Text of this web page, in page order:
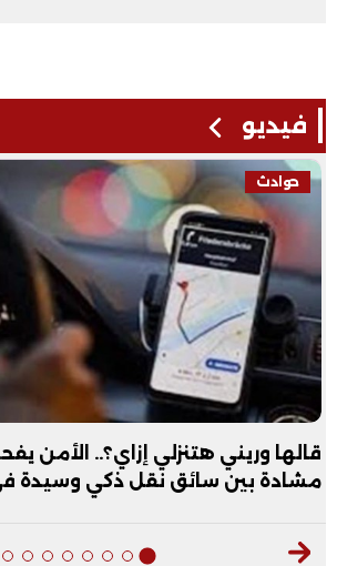
فيديو
هتنزلي إزاي؟.. الأمن يفحص واقعة
سائق نقل ذكي وسيدة في دار السلام